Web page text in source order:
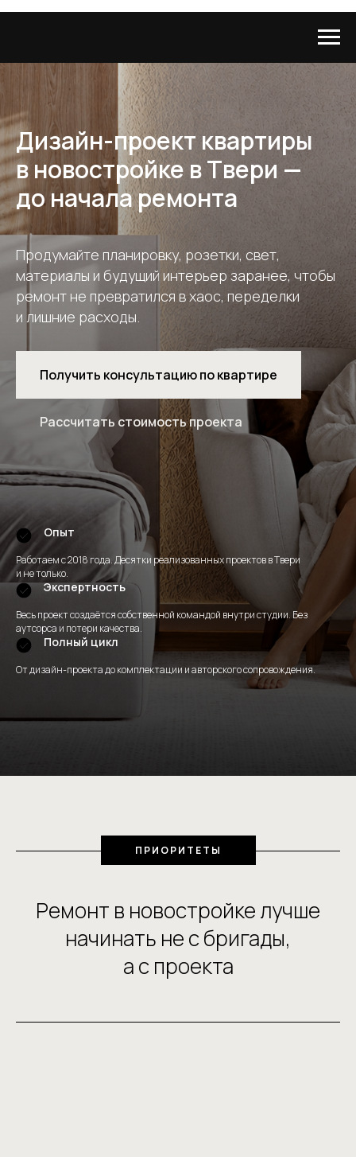
Дизайн-проект квартиры
в новостройке в Твери —
до начала ремонта
Продумайте планировку, розетки, свет,
материалы и будущий интерьер заранее, чтобы
ремонт не превратился в хаос, переделки
и лишние расходы.
Получить консультацию по квартире
Рассчитать стоимость проекта
Опыт
Работаем с 2018 года. Десятки реализованных проектов в Твери
и не только.
Экспертность
Весь проект создаётся собственной командой внутри студии. Без
аутсорса и потери качества.
Полный цикл
От дизайн-проекта до комплектации и авторского сопровождения.
ПРИОРИТЕТЫ
Ремонт в новостройке лучше
начинать не с бригады,
а с проекта